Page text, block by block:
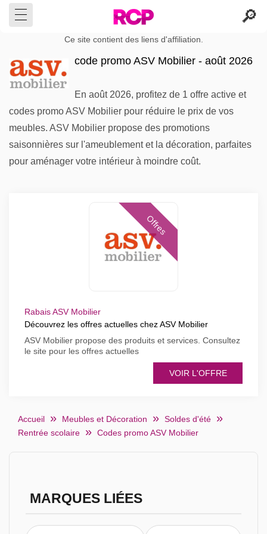
Ce site contient des liens d'affiliation.
code promo ASV Mobilier - août 2026
En août 2026, profitez de 1 offre active et
codes promo ASV Mobilier pour réduire le prix de vos
meubles. ASV Mobilier propose des promotions
saisonnières sur l'ameublement et la décoration, parfaites
pour aménager votre intérieur à moindre coût.
Offres
Rabais ASV Mobilier
Découvrez les offres actuelles chez ASV Mobilier
ASV Mobilier propose des produits et services. Consultez
le site pour les offres actuelles
VOIR L'OFFRE
Accueil Meubles et Décoration
Soldes d'été
Rentrée scolaire
Codes promo ASV Mobilier
MARQUES LIÉES